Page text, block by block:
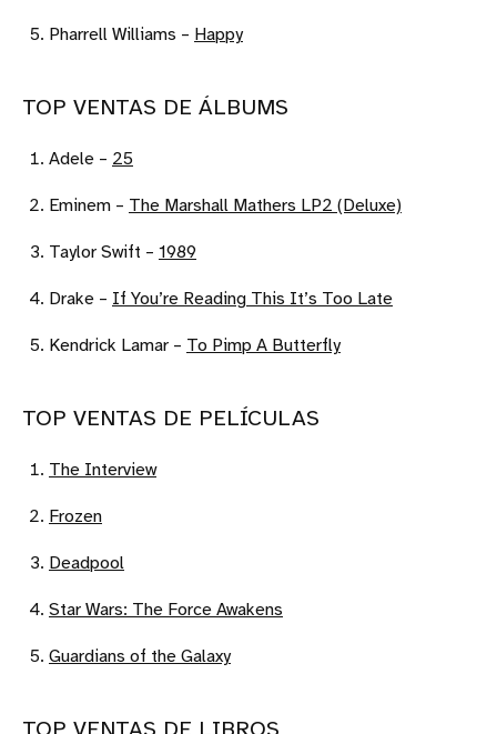
Pharrell Williams – Happy
TOP VENTAS DE ÁLBUMS
Adele – 25
Eminem – The Marshall Mathers LP2 (Deluxe)
Taylor Swift – 1989
Drake – If You’re Reading This It’s Too Late
Kendrick Lamar – To Pimp A Butterfly
TOP VENTAS DE PELÍCULAS
The Interview
Frozen
Deadpool
Star Wars: The Force Awakens
Guardians of the Galaxy